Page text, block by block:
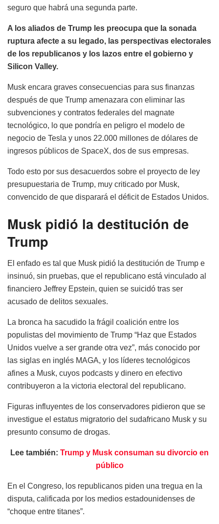
seguro que habrá una segunda parte.
A los aliados de Trump les preocupa que la sonada
ruptura afecte a su legado, las perspectivas electorales
de los republicanos y los lazos entre el gobierno y
Silicon Valley.
Musk encara graves consecuencias para sus finanzas
después de que Trump amenazara con eliminar las
subvenciones y contratos federales del magnate
tecnológico, lo que pondría en peligro el modelo de
negocio de Tesla y unos 22.000 millones de dólares de
ingresos públicos de SpaceX, dos de sus empresas.
Todo esto por sus desacuerdos sobre el proyecto de ley
presupuestaria de Trump, muy criticado por Musk,
convencido de que disparará el déficit de Estados Unidos.
Musk pidió la destitución de
Trump
El enfado es tal que Musk pidió la destitución de Trump e
insinuó, sin pruebas, que el republicano está vinculado al
financiero Jeffrey Epstein, quien se suicidó tras ser
acusado de delitos sexuales.
La bronca ha sacudido la frágil coalición entre los
populistas del movimiento de Trump “Haz que Estados
Unidos vuelve a ser grande otra vez”, más conocido por
las siglas en inglés MAGA, y los líderes tecnológicos
afines a Musk, cuyos podcasts y dinero en efectivo
contribuyeron a la victoria electoral del republicano.
Figuras influyentes de los conservadores pidieron que se
investigue el estatus migratorio del sudafricano Musk y su
presunto consumo de drogas.
Lee también: Trump y Musk consuman su divorcio en
público
En el Congreso, los republicanos piden una tregua en la
disputa, calificada por los medios estadounidenses de
“choque entre titanes”.